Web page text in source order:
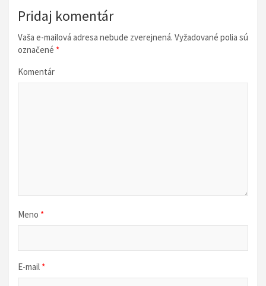
Pridaj komentár
Vaša e-mailová adresa nebude zverejnená. Vyžadované polia sú
označené *
Komentár
Meno *
E-mail *